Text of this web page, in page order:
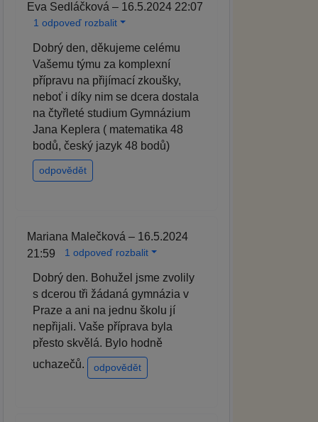
Eva Sedláčková – 16.5.2024 22:07
1 odpoveď rozbalit
Dobrý den, děkujeme celému
Vašemu týmu za komplexní
přípravu na přijímací zkoušky,
neboť i díky nim se dcera dostala
na čtyřleté studium Gymnázium
Jana Keplera ( matematika 48
bodů, český jazyk 48 bodů)
odpovědět
Mariana Malečková – 16.5.2024
21:59
1 odpoveď rozbalit
Dobrý den. Bohužel jsme zvolily
s dcerou tři žádaná gymnázia v
Praze a ani na jednu školu jí
nepřijali. Vaše příprava byla
přesto skvělá. Bylo hodně
uchazečů.
odpovědět